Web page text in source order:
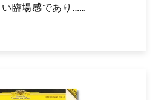
臨場感であり……